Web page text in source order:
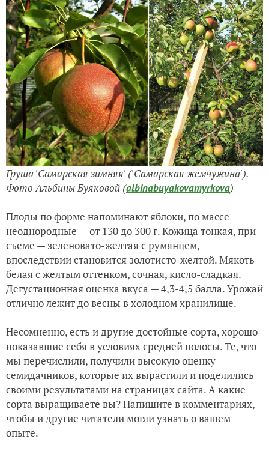
Груша 'Самарская зимняя' ('Самарская жемчужина').
Фото Альбины Буяковой (albinabuyakovamyrkova)
Плоды по форме напоминают яблоки, по массе
неоднородные — от 130 до 300 г. Кожица тонкая, при
съеме — зеленовато-желтая с румянцем,
впоследствии становится золотисто-желтой. Мякоть
белая с желтым оттенком, сочная, кисло-сладкая.
Дегустационная оценка вкуса — 4,3-4,5 балла. Урожай
отлично лежит до весны в холодном хранилище.
Несомненно, есть и другие достойные сорта, хорошо
показавшие себя в условиях средней полосы. Те, что
мы перечислили, получили высокую оценку
семидачников, которые их вырастили и поделились
своими результатами на страницах сайта. А какие
сорта выращиваете вы? Напишите в комментариях,
чтобы и другие читатели могли узнать о вашем
опыте.